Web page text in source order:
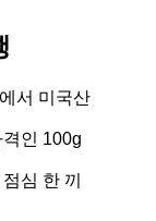
서 미국산
인 100g
심 한 끼